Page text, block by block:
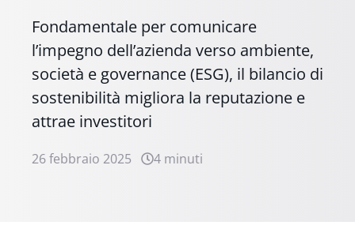
Fondamentale per comunicare
l’impegno dell’azienda verso ambiente,
società e governance (ESG), il bilancio di
sostenibilità migliora la reputazione e
attrae investitori
26 febbraio 2025 4 minuti